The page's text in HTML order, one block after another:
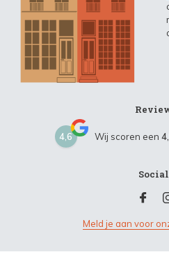
4,6 Wij scoren een
Meld je aan voor